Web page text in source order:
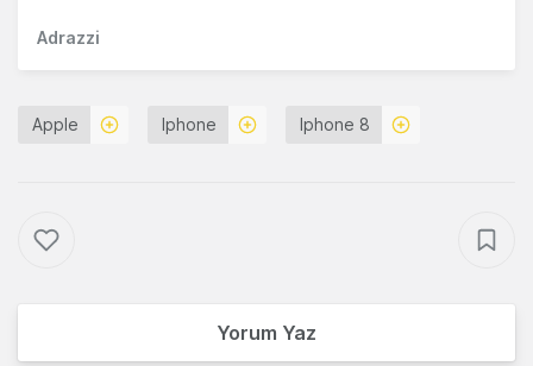
Adrazzi
Apple Iphone Iphone 8
Yorum Yaz